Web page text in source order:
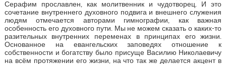
Серафим прославлен, как молитвенник и чудотворец. И это
сочетание внутреннего духовного подвига и внешнего служения
людям отмечается авторами гимнографии, как важная
особенность его духовного пути. Мы не можем сказать о каких-то
разительных внутренних переменах в принципах его жизни.
Основанное на евангельских заповедях отношение к
собственности и богатству было присуще Василию Николаевичу
на всём протяжении его жизни, на что так же делается акцент в